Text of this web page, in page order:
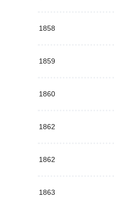
1858
1859
1860
1862
1862
1863